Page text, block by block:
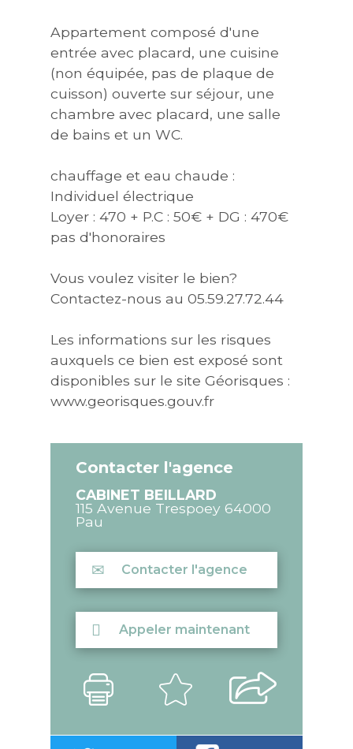
Appartement composé d'une
entrée avec placard, une cuisine
(non équipée, pas de plaque de
cuisson) ouverte sur séjour, une
chambre avec placard, une salle
de bains et un WC.
chauffage et eau chaude :
Individuel électrique
Loyer : 470 + P.C : 50€ + DG : 470€
pas d'honoraires
Vous voulez visiter le bien?
Contactez-nous au 05.59.27.72.44
Les informations sur les risques
auxquels ce bien est exposé sont
disponibles sur le site Géorisques :
www.georisques.gouv.fr
Contacter l'agence
CABINET BEILLARD
115 Avenue Trespoey 64000
Pau
Contacter l'agence
Appeler maintenant